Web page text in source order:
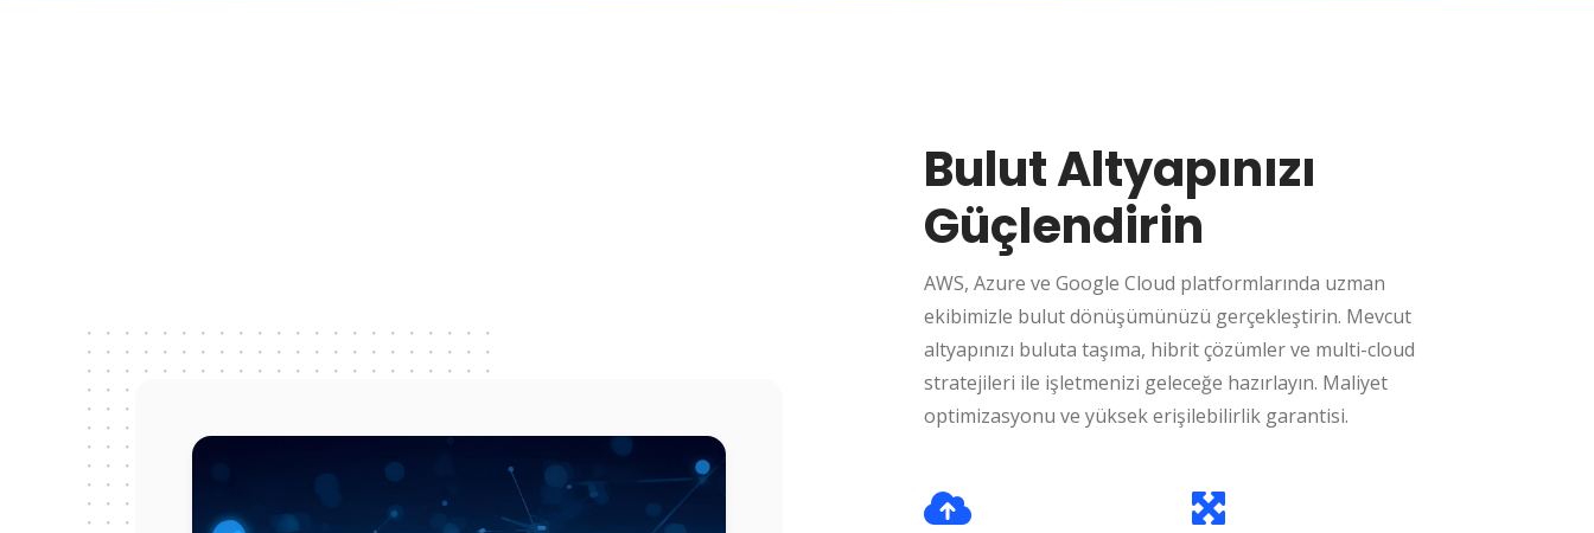
Bulut Altyapınızı
Güçlendirin
AWS, Azure ve Google Cloud platformlarında uzman
ekibimizle bulut dönüşümünüzü gerçekleştirin. Mevcut
altyapınızı buluta taşıma, hibrit çözümler ve multi-cloud
stratejileri ile işletmenizi geleceğe hazırlayın. Maliyet
optimizasyonu ve yüksek erişilebilirlik garantisi.